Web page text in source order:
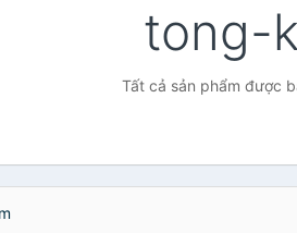
tong-
Tất cả sản phẩm được